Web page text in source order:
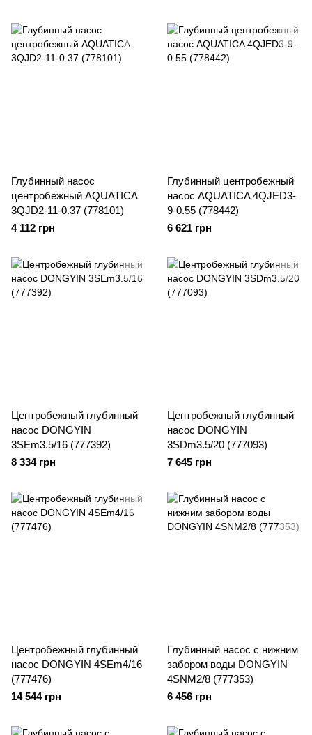
Глубинный насос
центробежный AQUATICA
3QJD2-11-0.37 (778101)
4 112 грн
Глубинный центробежный
насос AQUATICA 4QJED3-
9-0.55 (778442)
6 621 грн
Центробежный глубинный
насос DONGYIN
3SEm3.5/16 (777392)
8 334 грн
Центробежный глубинный
насос DONGYIN
3SDm3.5/20 (777093)
7 645 грн
Центробежный глубинный
насос DONGYIN 4SEm4/16
(777476)
14 544 грн
Глубинный насос с нижним
забором воды DONGYIN
4SNM2/8 (777353)
6 456 грн